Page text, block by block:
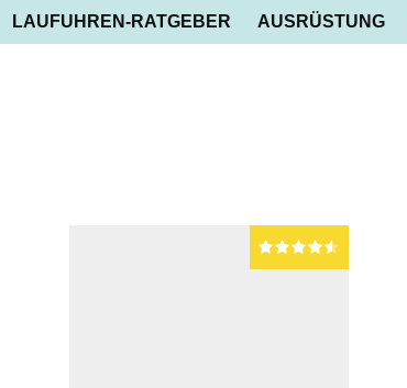
LAUFUHREN-RATGEBER AUSRÜSTUNG